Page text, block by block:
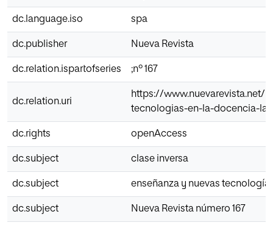
dc.language.iso spa
dc.publisher Nueva Revista
dc.relation.ispartofseries ;nº 167
dc.relation.uri
https://www.nuevarevista.net/
tecnologias-en-la-docencia-la/
dc.rights openAccess
dc.subject clase inversa
dc.subject enseñanza y nuevas
dc.subject Nueva Revista número 167